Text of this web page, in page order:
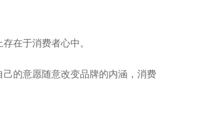
在于消费者心中。
的意愿随意改变品牌的内涵，消费